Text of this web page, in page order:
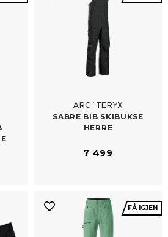
ARC´TERYX
SABRE BIB SKIBUKSE
HERRE
7 499
FÅ IGJEN